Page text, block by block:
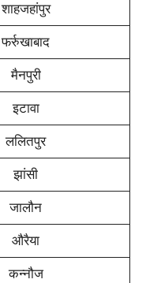
शाहजहांपुर
फर्रुखाबाद
मैनपुरी
इटावा
ललितपुर
झांसी
जालौन
औरैया
कन्नौज